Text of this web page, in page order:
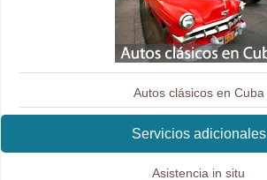
Autos clásicos en Cuba
Servicios adicionales
Asistencia in situ